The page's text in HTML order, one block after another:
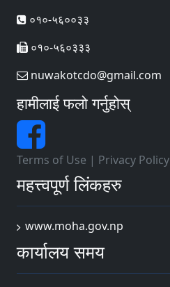
०१०-५६००३३
०१०-५६०३३३
nuwakotcdo@gmail.com
हामीलाई फलो गर्नुहोस्
Terms of Use | Privacy Policy
महत्त्वपूर्ण लिंकहरु
www.moha.gov.np
कार्यालय समय